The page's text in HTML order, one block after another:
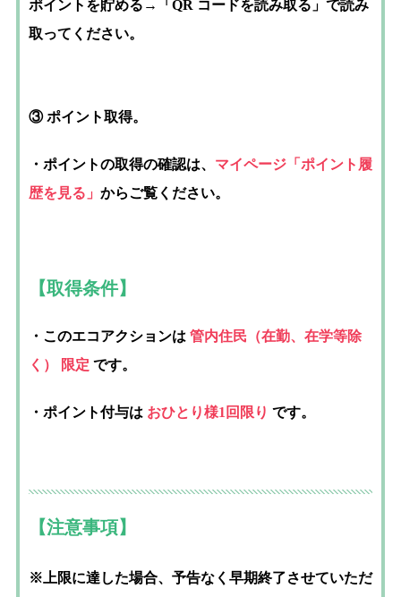
ポイントを貯める→「QR コードを読み取る」で読み
取ってください。
③ ポイント取得。
・ポイントの取得の確認は、 マイページ「ポイント履
歴を見る」 からご覧ください。
【取得条件】
・このエコアクションは 管内住民 （在勤、在学等除
く）
限定 です。
・ポイント付与は おひとり様1回限り です。
【注意事項】
※上限に達した場合、予告なく早期終了させていただ